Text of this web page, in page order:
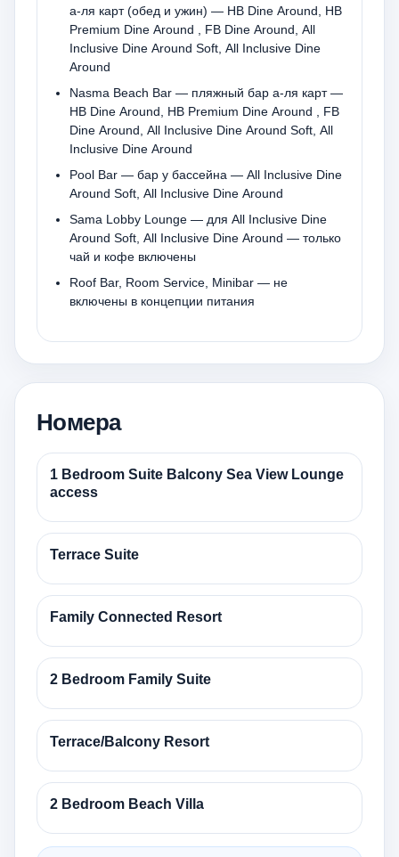
а-ля карт (обед и ужин) — HB Dine Around, HB
Premium Dine Around , FB Dine Around, All
Inclusive Dine Around Soft, All Inclusive Dine
Around
Nasma Beach Bar — пляжный бар а-ля карт —
HB Dine Around, HB Premium Dine Around , FB
Dine Around, All Inclusive Dine Around Soft, All
Inclusive Dine Around
Pool Bar — бар у бассейна — All Inclusive Dine
Around Soft, All Inclusive Dine Around
Sama Lobby Lounge — для All Inclusive Dine
Around Soft, All Inclusive Dine Around — только
чай и кофе включены
Roof Bar, Room Service, Minibar — не
включены в концепции питания
Номера
1 Bedroom Suite Balcony Sea View Lounge
access
Terrace Suite
Family Connected Resort
2 Bedroom Family Suite
Terrace/Balcony Resort
2 Bedroom Beach Villa